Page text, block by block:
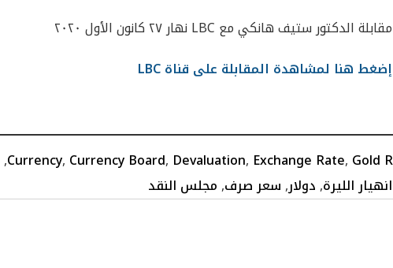
مقابلة الدكتور ستيف هانكي مع LBC نهار ٢٧ كانون الأول ٢٠٢٠
إضغط هنا لمشاهدة المقابلة على قناة LBC
Currency, Currency Board, Devaluation, Exchange Rate, Gold
,
انهيار الليرة,دولار,سعر صرف,مجلس النقد